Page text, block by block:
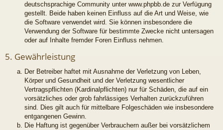
deutschsprachige Community unter www.phpbb.de zur Verfügung
gestellt. Beide haben keinen Einfluss auf die Art und Weise, wie
die Software verwendet wird. Sie können insbesondere die
Verwendung der Software für bestimmte Zwecke nicht untersagen
oder auf Inhalte fremder Foren Einfluss nehmen.
5. Gewährleistung
Der Betreiber haftet mit Ausnahme der Verletzung von Leben,
Körper und Gesundheit und der Verletzung wesentlicher
Vertragspflichten (Kardinalpflichten) nur für Schäden, die auf ein
vorsätzliches oder grob fahrlässiges Verhalten zurückzuführen
sind. Dies gilt auch für mittelbare Folgeschäden wie insbesondere
entgangenen Gewinn.
Die Haftung ist gegenüber Verbrauchern außer bei vorsätzlichem